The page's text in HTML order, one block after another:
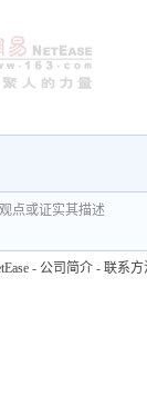
点或证实其描述
- 公司简介 - 联系方